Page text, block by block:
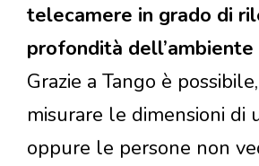
telecamere in grado di
profondità
Grazie a Tango è
misurare le dimensioni di
oppure le persone non